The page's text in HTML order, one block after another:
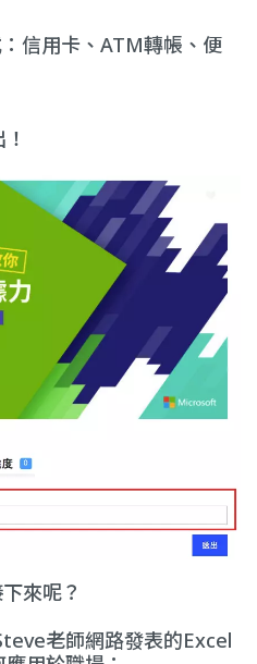
信用卡、ATM轉帳、便
來呢？
老師網路發表的Excel